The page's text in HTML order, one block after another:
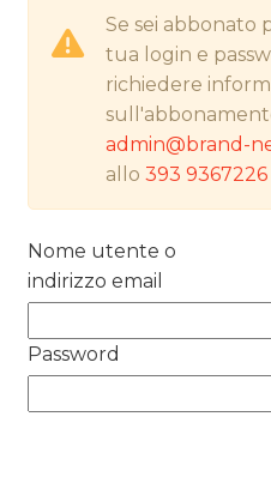
RADIO / AUDIO
DATI
RICERCHE
PREVISIONI/SCENARI
NORMATIVE
Se sei abbonato
tua login e
richiedere
admin@brand-
allo393 9367226
Nome utente o
indirizzo email
Password